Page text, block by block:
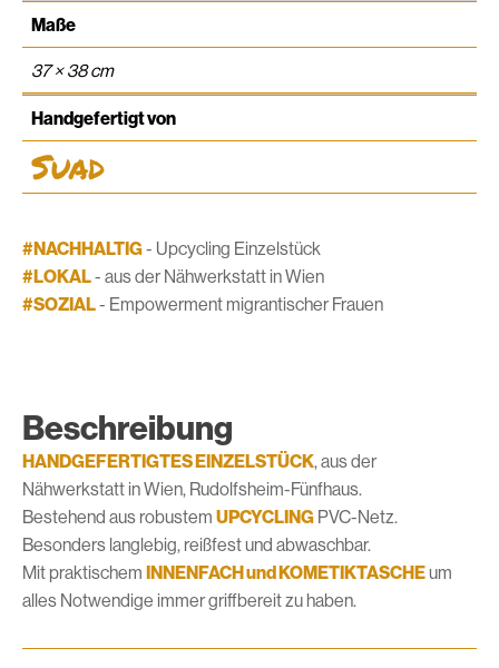
Maße
37 × 38 cm
Handgefertigt von
Suad
#NACHHALTIG- Upcycling Einzelstück
#LOKAL- aus der Nähwerkstatt in Wien
#SOZIAL- Empowerment migrantischer Frauen
Beschreibung
HANDGEFERTIGTES EINZELSTÜCK, aus der
Nähwerkstatt in Wien, Rudolfsheim-Fünfhaus.
Bestehend aus robustem UPCYCLING PVC-Netz.
Besonders langlebig, reißfest und abwaschbar.
Mit praktischem INNENFACH und KOMETIKTASCHEum
alles Notwendige immer griffbereit zu haben.